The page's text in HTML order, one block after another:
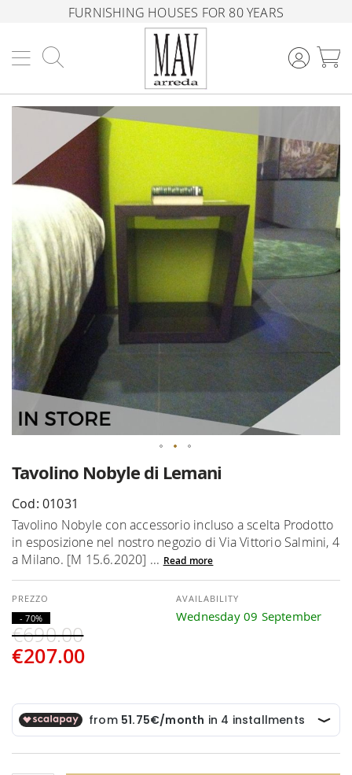
FURNISHING HOUSES FOR 80 YEARS
Tavolino Nobyle di Lemani
Cod: 01031
Tavolino Nobyle con accessorio incluso a scelta Prodotto
in esposizione nel nostro negozio di Via Vittorio Salmini, 4
a Milano. [M 15.6.2020] ... Read more
€207.00
€690.00
- 70%
AVAILABILITY
Wednesday 09 September
Skip
end
of
images
gallery
Skip
to
the
beginning
of
the